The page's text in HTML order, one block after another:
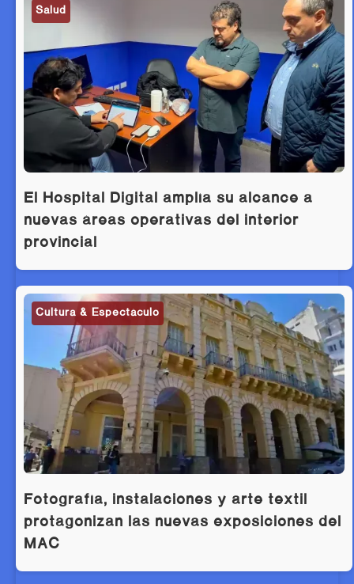
Salud
El Hospital Digital amplía su alcance a
nuevas áreas operativas del interior
provincial
Cultura & Espectáculo
Fotografía, instalaciones y arte textil
protagonizan las nuevas exposiciones del
MAC